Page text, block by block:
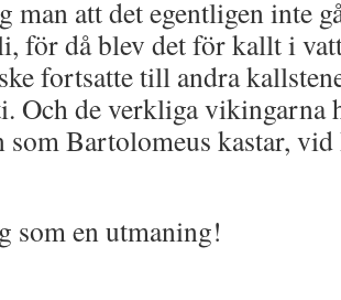
man att det egentligen inte
för då blev det för kallt i
fortsatte till andra
Och de verkliga vikingarna
som Bartolomeus kastar,
som en utmaning!